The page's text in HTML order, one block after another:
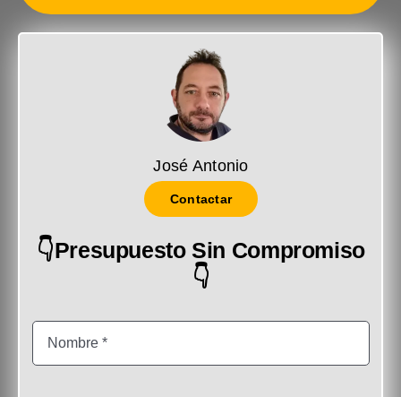
José Antonio
Contactar
👇Presupuesto Sin Compromiso
👇